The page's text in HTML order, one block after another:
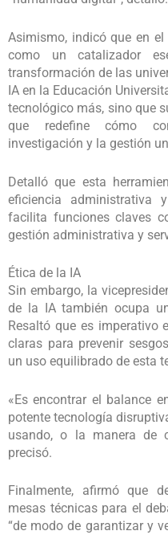
Asimismo, indicó que en
como un catalizador
transformación de las
IA en la Educación
tecnológico más, sino que
que redefine cómo
investigación y la gestión
Detalló que esta
eficiencia administrativa
facilita funciones claves
gestión administrativa y
Ética de la IA
Sin embargo, la
de la IA también ocupa
Resaltó que es imperativo
claras para prevenir
un uso equilibrado de esta
«Es encontrar el balance
potente tecnología
usando, o la manera de
precisó.
Finalmente, afirmó que
mesas técnicas para el
“de modo de garantizar y